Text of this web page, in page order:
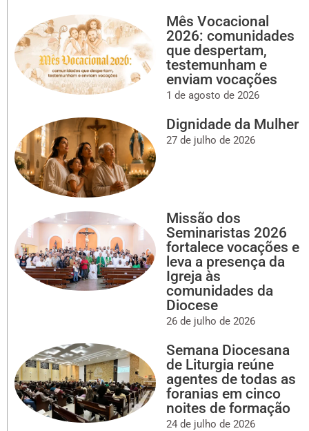
Mês Vocacional
2026: comunidades
que despertam,
testemunham e
enviam vocações
1 de agosto de 2026
Dignidade da Mulher
27 de julho de 2026
Missão dos
Seminaristas 2026
fortalece vocações e
leva a presença da
Igreja às
comunidades da
Diocese
26 de julho de 2026
Semana Diocesana
de Liturgia reúne
agentes de todas as
foranias em cinco
noites de formação
24 de julho de 2026